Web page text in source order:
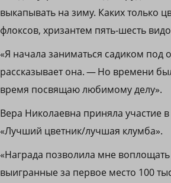
выкапывать на зиму. Каких только
флоксов, хризантем пять-шесть
«Я начала заниматься садиком под
рассказывает она. — Но времени
время посвящаю любимому делу».
Вера Николаевна приняла участие
«Лучший цветник/лучшая клумба».
«Награда позволила мне
выигранные за первое место 100